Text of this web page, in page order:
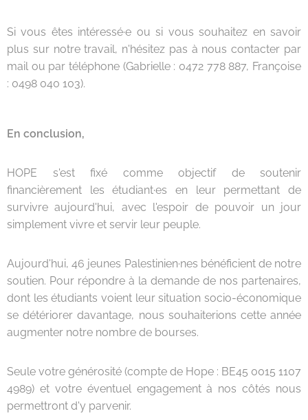
Si vous êtes intéressé·e ou si vous souhaitez en savoir
plus sur notre travail, n'hésitez pas à nous contacter par
mail ou par téléphone (Gabrielle : 0472 778 887, Françoise
: 0498 040 103).
En conclusion,
HOPE s'est fixé comme objectif de soutenir
financièrement les étudiant·es en leur permettant de
survivre aujourd'hui, avec l'espoir de pouvoir un jour
simplement vivre et servir leur peuple.
Aujourd'hui, 46 jeunes Palestinien·nes bénéficient de notre
soutien. Pour répondre à la demande de nos partenaires,
dont les étudiants voient leur situation socio-économique
se détériorer davantage, nous souhaiterions cette année
augmenter notre nombre de bourses.
Seule votre générosité (compte de Hope : BE45 0015 1107
4989) et votre éventuel engagement à nos côtés nous
permettront d'y parvenir.